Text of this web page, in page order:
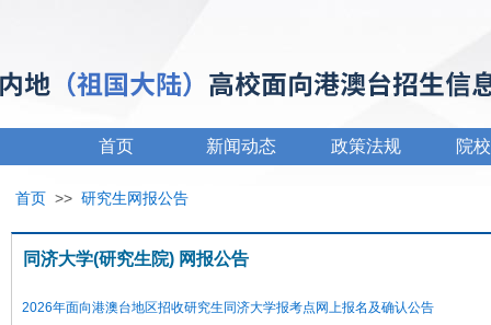
首页 新闻动态 政策法规 院
首页 >> 研究生网报公告
同济大学(研究生院) 网报公告
2026年面向港澳台地区招收研究生同济大学报考点网上报名及确认公告